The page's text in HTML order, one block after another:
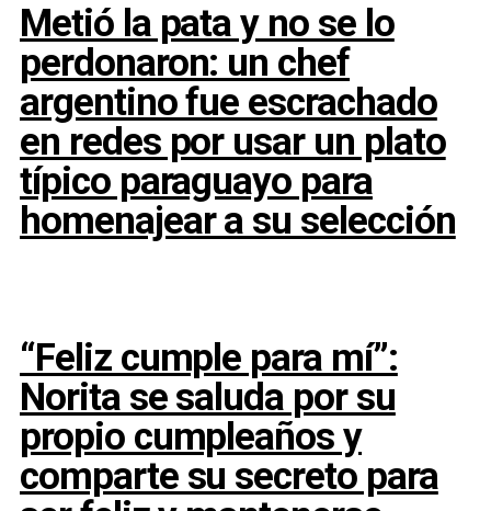
Metió la pata y no se lo
perdonaron: un chef
argentino fue escrachado
en redes por usar un plato
típico paraguayo para
homenajear a su selección
“Feliz cumple para mí”:
Norita se saluda por su
propio cumpleaños y
comparte su secreto para